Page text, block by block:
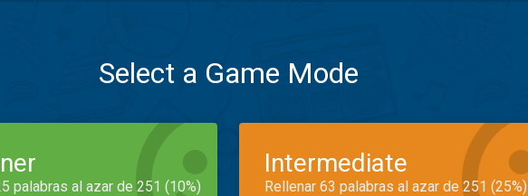
Select a Game Mode
palabras al azar de 251 (10%)
Intermediate
Rellenar 63 palabras al azar de 251 (25%)